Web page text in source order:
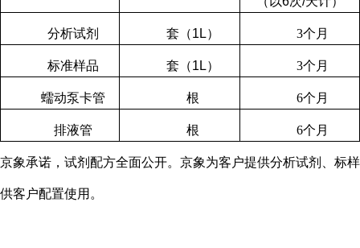
分析试剂 套（1L） 3个月
标准样品 套（1L） 3个月
蠕动泵卡管 根 6个月
排液管 根 6个月
京象承诺，试剂配方全面公开。京象为客户提供分析试剂、标样
供客户配置使用。